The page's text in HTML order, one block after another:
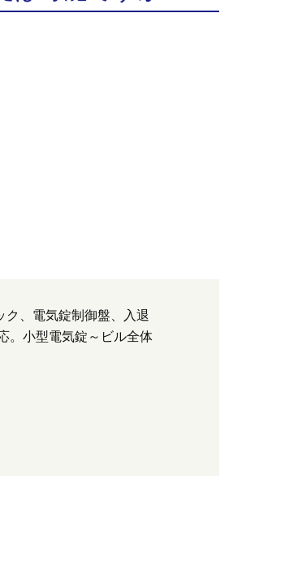
ク、電気錠制御盤、入退
。小型電気錠～ビル全体